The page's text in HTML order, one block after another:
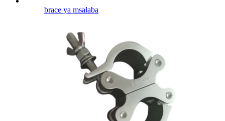
brace ya msalaba